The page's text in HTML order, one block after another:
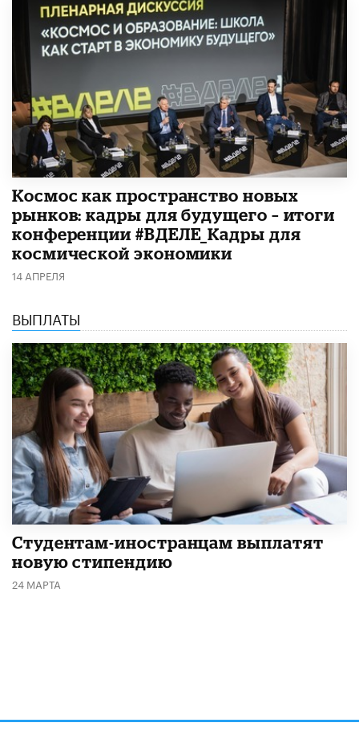
Космос как пространство новых
рынков: кадры для будущего – итоги
конференции #ВДЕЛЕ_Кадры для
космической экономики
14 АПРЕЛЯ
ВЫПЛАТЫ
Студентам-иностранцам выплатят
новую стипендию
24 МАРТА